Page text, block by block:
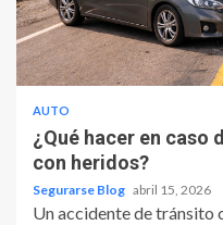
AUTO
¿Qué hacer en caso
con heridos?
Segurarse Blog abril 15, 2026
Un accidente de tránsito